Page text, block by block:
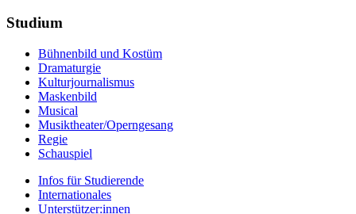
Studium
Bühnenbild und Kostüm
Dramaturgie
Kulturjournalismus
Maskenbild
Musical
Musiktheater/­Operngesang
Regie
Schauspiel
Infos für Studierende
Internationales
Unterstützer:innen